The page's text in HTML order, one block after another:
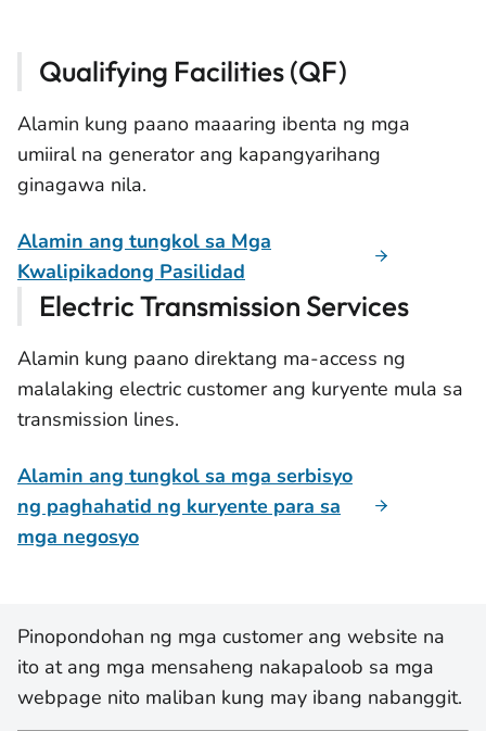
Qualifying Facilities (QF)
Alamin kung paano maaaring ibenta ng mga
umiiral na generator ang kapangyarihang
ginagawa nila.
Alamin ang tungkol sa Mga
Kwalipikadong Pasilidad
Electric Transmission Services
Alamin kung paano direktang ma-access ng
malalaking electric customer ang kuryente mula sa
transmission lines.
Alamin ang tungkol sa mga serbisyo
ng paghahatid ng kuryente para sa
mga negosyo
Pinopondohan ng mga customer ang website na
ito at ang mga mensaheng nakapaloob sa mga
webpage nito maliban kung may ibang nabanggit.